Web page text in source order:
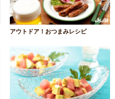
アウトドア！おつまみレシピ